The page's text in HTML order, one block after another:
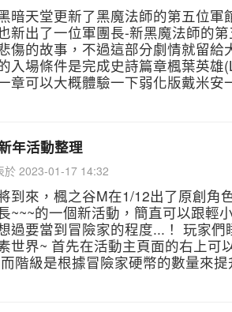
暗天堂更新了黑魔法師的第五位
新出了一位軍團長-新黑魔法師的
傷的故事，不過這部分劇情就留
入場條件是完成史詩篇章楓葉英
章可以大概體驗一下弱化版戴米安
年活動整理
於 2023-01-17 14:32
到來，楓之谷M在1/12出了原創角
~~~的一個新活動，簡直可以跟輕
過要當到冒險家的程度...！ 玩家
世界~ 首先在活動主頁面的右上可
階級是根據冒險家硬幣的數量來提